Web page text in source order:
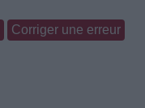
Corriger une erreur